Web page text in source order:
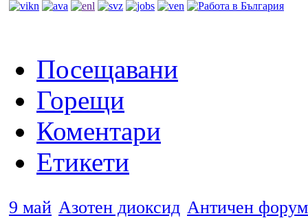
Посещавани
Горещи
Коментари
Етикети
9 май Азотен диоксид Античен форум